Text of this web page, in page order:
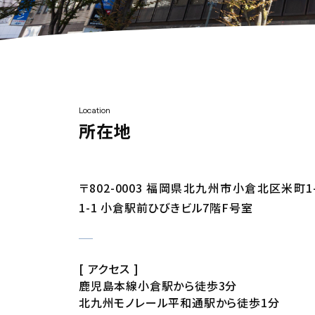
Location
所在地
〒802-0003 福岡県北九州市小倉北区米町
1-1 小倉駅前ひびきビル7階F号室
[ アクセス ]
鹿児島本線小倉駅から徒歩3分
北九州モノレール平和通駅から徒歩1分